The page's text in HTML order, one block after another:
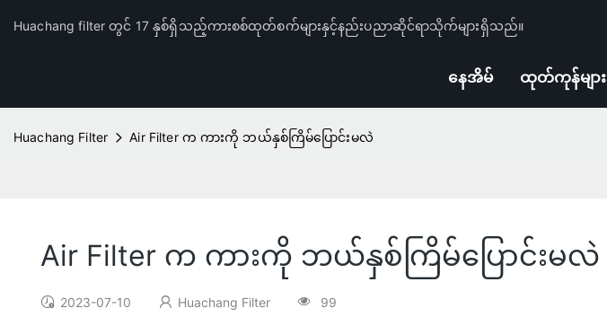
Huachang filter တွင် 17 နှစ်ရှိသည့်ကားစစ်ထုတ်စက်များနှင့်နည်းပညာဆိုင်ရာသိုက်များရှိသည်။
နေအိမ် ထုတ်ကုန်များ
Huachang Filter Air Filter က ကားကို ဘယ်နှစ်ကြိမ်ပြောင်းမလဲ
Air Filter က ကားကို ဘယ်နှစ်ကြိမ်ပြောင်းမလဲ
2023-07-10 Huachang Filter 99